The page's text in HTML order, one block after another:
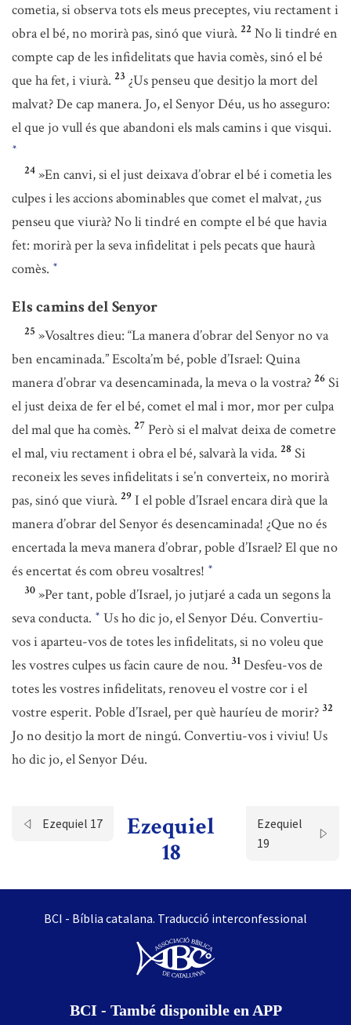
cometia, si observa tots els meus preceptes, viu rectament i
obra el bé, no morirà pas, sinó que viurà. 22 No li tindré en
compte cap de les infidelitats que havia comès, sinó el bé
que ha fet, i viurà. 23 ¿Us penseu que desitjo la mort del
malvat? De cap manera. Jo, el Senyor Déu, us ho asseguro:
el que jo vull és que abandoni els mals camins i que visqui.
*
24 »En canvi, si el just deixava d’obrar el bé i cometia les
culpes i les accions abominables que comet el malvat, ¿us
penseu que viurà? No li tindré en compte el bé que havia
fet: morirà per la seva infidelitat i pels pecats que haurà
comès. *
Els camins del Senyor
25 »Vosaltres dieu: “La manera d’obrar del Senyor no va
ben encaminada.” Escolta’m bé, poble d’Israel: Quina
manera d’obrar va desencaminada, la meva o la vostra? 26 Si
el just deixa de fer el bé, comet el mal i mor, mor per culpa
del mal que ha comès. 27 Però si el malvat deixa de cometre
el mal, viu rectament i obra el bé, salvarà la vida. 28 Si
reconeix les seves infidelitats i se’n converteix, no morirà
pas, sinó que viurà. 29 I el poble d’Israel encara dirà que la
manera d’obrar del Senyor és desencaminada! ¿Que no és
encertada la meva manera d’obrar, poble d’Israel? El que no
és encertat és com obreu vosaltres! *
30 »Per tant, poble d’Israel, jo jutjaré a cada un segons la
seva conducta. * Us ho dic jo, el Senyor Déu. Convertiu-
vos i aparteu-vos de totes les infidelitats, si no voleu que
les vostres culpes us facin caure de nou. 31 Desfeu-vos de
totes les vostres infidelitats, renoveu el vostre cor i el
vostre esperit. Poble d’Israel, per què hauríeu de morir? 32
Jo no desitjo la mort de ningú. Convertiu-vos i viviu! Us
ho dic jo, el Senyor Déu.
Ezequiel 17
Ezequiel
18
Ezequiel
19
BCI - Bíblia catalana. Traducció interconfessional
BCI - També disponible en APP